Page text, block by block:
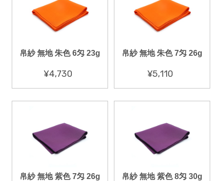
帛紗 無地 朱色 6匁 23g
¥4,730
帛紗 無地 朱色 7匁 26g
¥5,110
帛紗 無地 紫色 7匁 26g 帛紗 無地 紫色 8匁 30g